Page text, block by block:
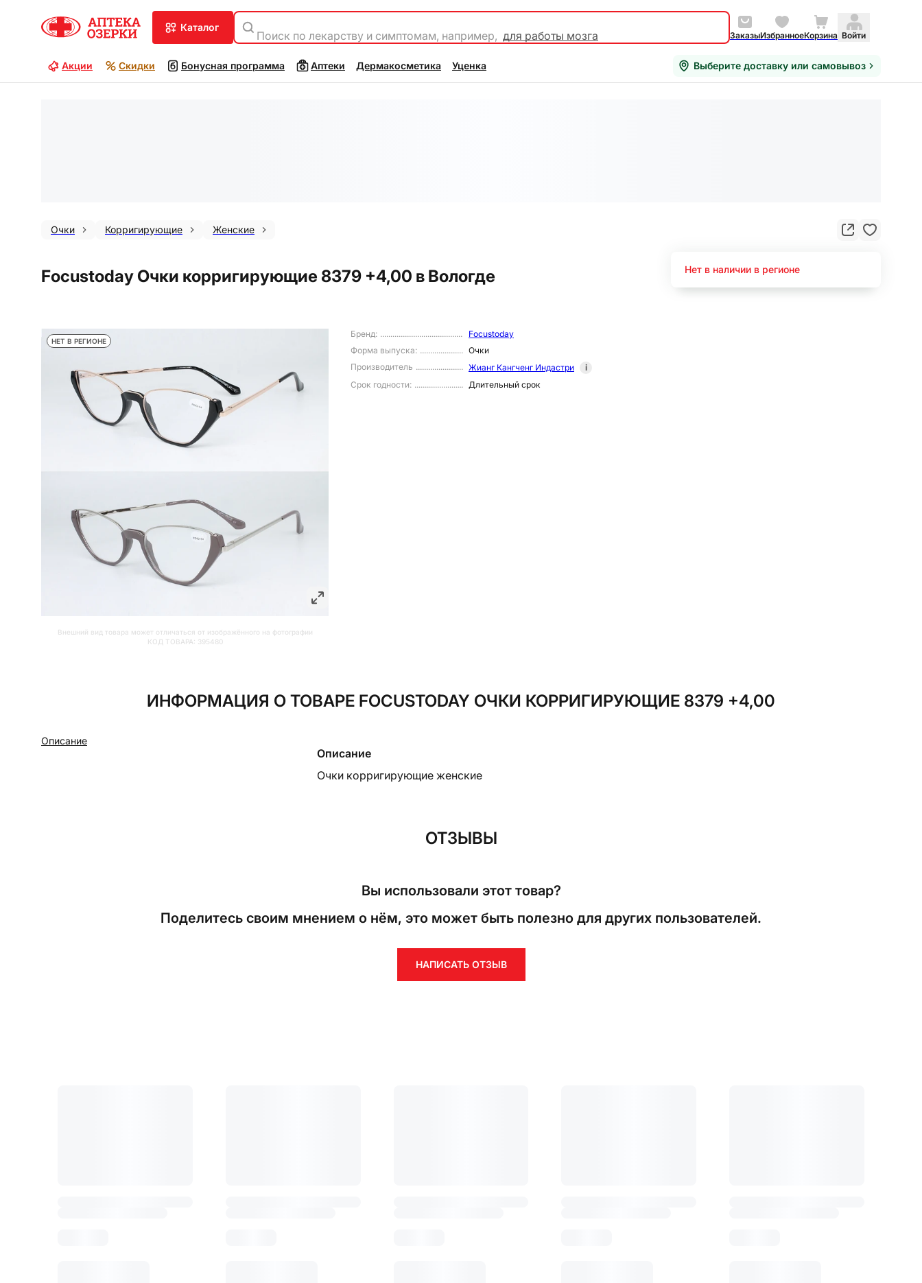
каталог
Поиск по лекарству и симптомам, например, для работы мозга ЗаказыИзбранноеКорзина Войти
Акции Скидки Бонусная программа Аптеки Дермакосметика Уценка Выберите доставку или самовывоз
Очки Корригирующие Женские
Focustoday Очки корригирующие 8379 +4,00 в Вологде
НЕТ В РЕГИОНЕ
Внешний вид товара может отличаться от изображённого на фотографии
КОД ТОВАРА: 395480
Бренд:
Focustoday
Форма выпуска:
Очки
Производитель
Жианг Кангченг Индастри
i
Срок годности: Длительный срок
Нет в наличии в регионе
ИНФОРМАЦИЯ О ТОВАРЕ FOCUSTODAY ОЧКИ КОРРИГИРУЮЩИЕ 8379 +4,00
Описание
Описание
Очки корригирующие женские
ОТЗЫВЫ
Вы использовали этот товар?
Поделитесь своим мнением о нём, это может быть полезно для других пользователей.
НАПИСАТЬ ОТЗЫВ